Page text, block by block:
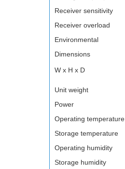
Receiver sensitivity
Receiver overload
Environmental
Dimensions
W x H x D
Unit weight
Power
Operating temperature
Storage temperature
Operating humidity
Storage humidity